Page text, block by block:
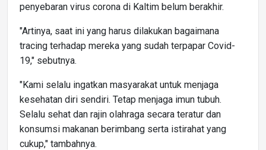
penyebaran virus corona di Kaltim belum berakhir.
"Artinya, saat ini yang harus dilakukan bagaimana
tracing terhadap mereka yang sudah terpapar Covid-
19," sebutnya.
"Kami selalu ingatkan masyarakat untuk menjaga
kesehatan diri sendiri. Tetap menjaga imun tubuh.
Selalu sehat dan rajin olahraga secara teratur dan
konsumsi makanan berimbang serta istirahat yang
cukup," tambahnya.